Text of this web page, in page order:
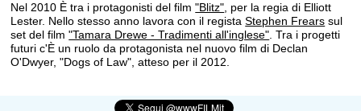
Nel 2010 È tra i protagonisti del film"Blitz" , per la regia di Elliott
Lester. Nello stesso anno lavora con il registaStephen Frears sul
set del film"Tamara Drewe - Tradimenti all'inglese" . Tra i progetti
futuri c'È un ruolo da protagonista nel nuovo film di Declan
O'Dwyer, "Dogs of Law", atteso per il 2012.